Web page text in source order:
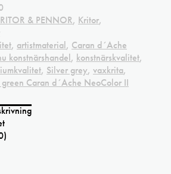
& PENNOR, Kritor,
, artistmaterial, Caran d´Ache
konstnärshandel, konstnärskvalitet,
, Silver grey, vaxkrita,
Caran d´Ache NeoColor II